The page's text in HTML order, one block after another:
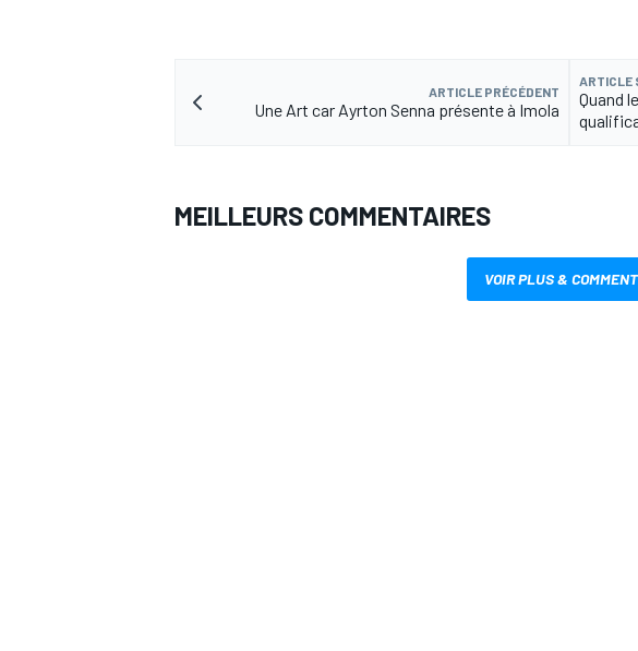
ARTICLE PRÉCÉDENT
Une Art car Ayrton Senna présente à Imola
ARTICLE
Quand
MEILLEURS COMMENTAIRES
VOIR PLUS &